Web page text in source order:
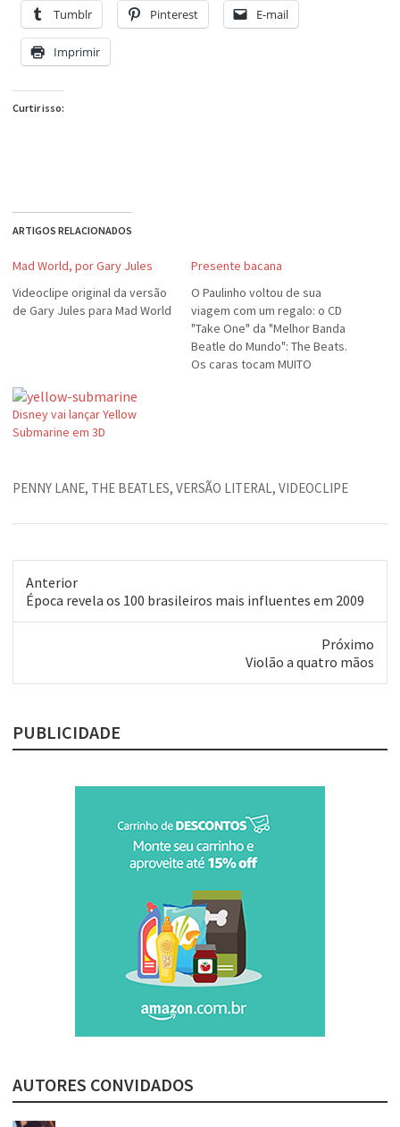
Tumblr Pinterest E-mail
Imprimir
Curtir isso:
ARTIGOS RELACIONADOS
Mad World, por Gary Jules
Videoclipe original da versão
de Gary Jules para Mad World
Presente bacana
O Paulinho voltou de sua
viagem com um regalo: o CD
"Take One" da "Melhor Banda
Beatle do Mundo": The Beats.
Os caras tocam MUITO
Disney vai lançar Yellow
Submarine em 3D
PENNY LANE, THE BEATLES, VERSÃO LITERAL, VIDEOCLIPE
Anterior
Post
anterior:
Época revela os 100 brasileiros mais influentes em 2009
Próximo
post:
Violão a quatro mãos
PUBLICIDADE
AUTORES CONVIDADOS